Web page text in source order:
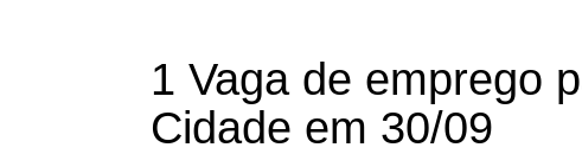
1 Vaga de emprego
Cidade em 30/09